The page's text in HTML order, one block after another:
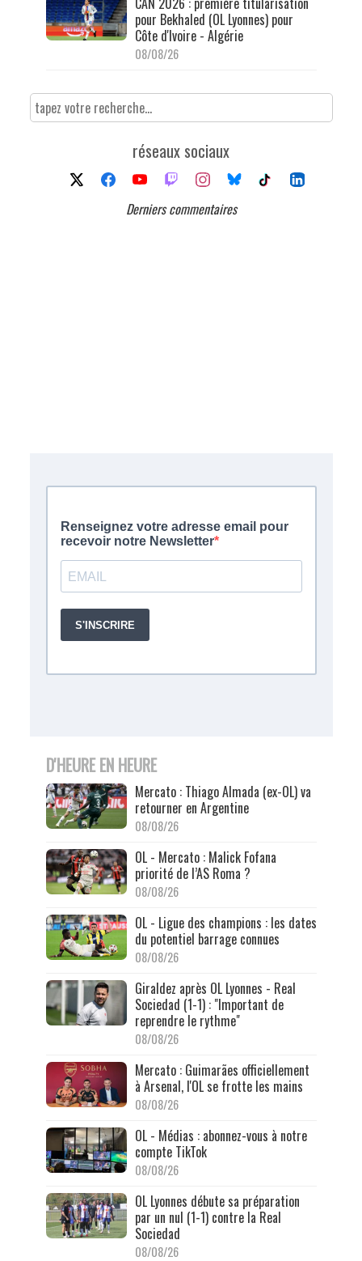
pour Bekhaled (OL Lyonnes) pour
Côte d'Ivoire - Algérie
08/08/26
réseaux sociaux
Derniers commentaires
D'HEURE EN HEURE
Mercato : Thiago Almada (ex-OL) va
retourner en Argentine
08/08/26
OL - Mercato : Malick Fofana
priorité de l’AS Roma ?
08/08/26
OL - Ligue des champions : les dates
du potentiel barrage connues
08/08/26
Giraldez après OL Lyonnes - Real
Sociedad (1-1) : "Important de
reprendre le rythme"
08/08/26
Mercato : Guimarães officiellement
à Arsenal, l'OL se frotte les mains
08/08/26
OL - Médias : abonnez-vous à notre
compte TikTok
08/08/26
OL Lyonnes débute sa préparation
par un nul (1-1) contre la Real
Sociedad
08/08/26